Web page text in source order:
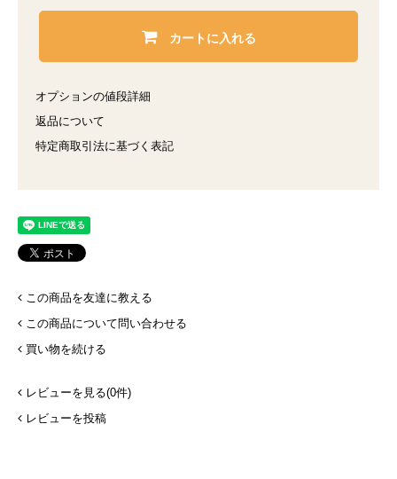
カートに入れる
オプションの値段詳細
返品について
特定商取引法に基づく表記
この商品を友達に教える
この商品について問い合わせる
買い物を続ける
レビューを見る(0件)
レビューを投稿